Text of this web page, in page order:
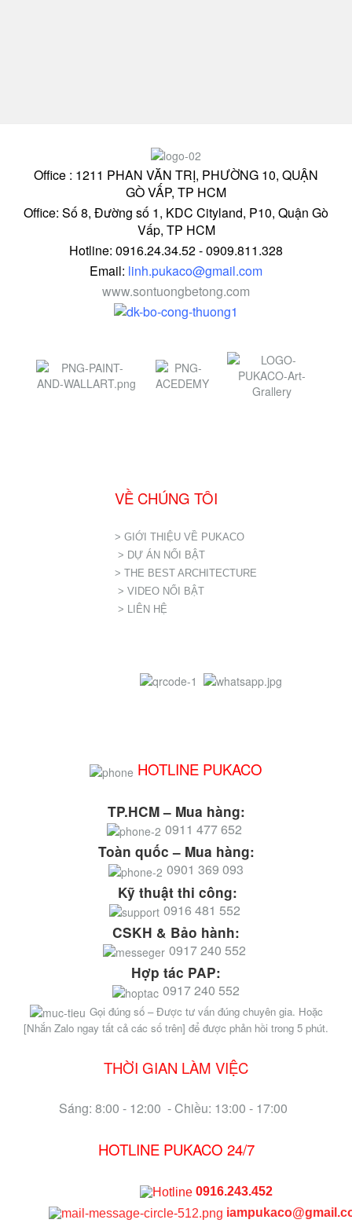
Office : 1211 PHAN VĂN TRỊ, PHƯỜNG 10, QUẬN
GÒ VẤP, TP HCM
Office: Số 8, Đường số 1, KDC Cityland, P10, Quận Gò
Vấp, TP HCM
Hotline: 0916.24.34.52 - 0909.811.328
Email: linh.pukaco@gmail.com
www.sontuongbetong.com
VỀ CHÚNG TÔI
> GIỚI THIỆU VỀ PUKACO
> DỰ ÁN NỔI BẬT
> THE BEST ARCHITECTURE
> VIDEO NỔI BẬT
> LIÊN HỆ
HOTLINE PUKACO
TP.HCM – Mua hàng:
0911 477 652
Toàn quốc – Mua hàng:
0901 369 093
Kỹ thuật thi công:
0916 481 552
CSKH & Bảo hành:
0917 240 552
Hợp tác PAP:
0917 240 552
Gọi đúng số – Được tư vấn đúng chuyên gia. Hoặc
[Nhắn Zalo ngay tất cả các số trên] để được phản hồi trong 5 phút.
THỜI GIAN LÀM VIỆC
Sáng: 8:00 - 12:00 - Chiều: 13:00 - 17:00
HOTLINE PUKACO 24/7
0916.243.452